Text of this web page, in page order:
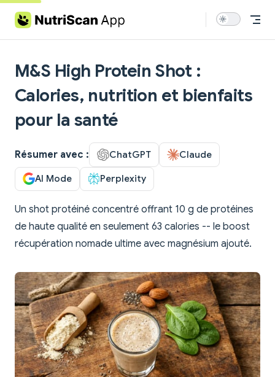
Skip to content
M&S High Protein Shot :
Calories, nutrition et bienfaits
pour la santé
Résumer avec : ChatGPT Claude
AI Mode Perplexity
Un shot protéiné concentré offrant 10 g de protéines
de haute qualité en seulement 63 calories -- le boost
récupération nomade ultime avec magnésium ajouté.